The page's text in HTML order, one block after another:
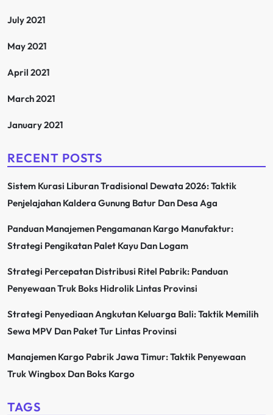
July 2021
May 2021
April 2021
March 2021
January 2021
RECENT POSTS
Sistem Kurasi Liburan Tradisional Dewata 2026: Taktik
Penjelajahan Kaldera Gunung Batur Dan Desa Aga
Panduan Manajemen Pengamanan Kargo Manufaktur:
Strategi Pengikatan Palet Kayu Dan Logam
Strategi Percepatan Distribusi Ritel Pabrik: Panduan
Penyewaan Truk Boks Hidrolik Lintas Provinsi
Strategi Penyediaan Angkutan Keluarga Bali: Taktik Memilih
Sewa MPV Dan Paket Tur Lintas Provinsi
Manajemen Kargo Pabrik Jawa Timur: Taktik Penyewaan
Truk Wingbox Dan Boks Kargo
TAGS